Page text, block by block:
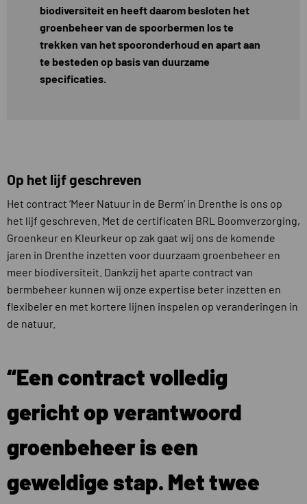
biodiversiteit en heeft daarom besloten het
groenbeheer van de spoorbermen los te
trekken van het spooronderhoud en apart aan
te besteden op basis van duurzame
specificaties.
Op het lijf geschreven
Het contract ‘Meer Natuur in de Berm’ in Drenthe is ons op
het lijf geschreven. Met de certificaten BRL Boomverzorging,
Groenkeur en Kleurkeur op zak gaat wij ons de komende
jaren in Drenthe inzetten voor duurzaam groenbeheer en
meer biodiversiteit. Dankzij het aparte contract van
bermbeheer kunnen wij onze expertise beter inzetten en
flexibeler en met kortere lijnen inspelen op veranderingen in
de natuur.
“Een contract volledig
gericht op verantwoord
groenbeheer is een
geweldige stap. Met twee